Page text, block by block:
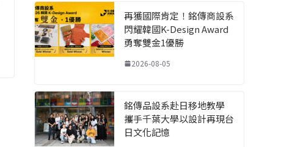
再獲國際肯定！銘傳商設系
閃耀韓國K-Design Award
勇奪雙金1優勝
2026-08-05
銘傳品設系赴日移地教學
攜手千葉大學以設計再現台
日文化記憶